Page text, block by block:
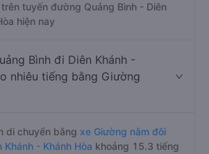
tuyến đường Quảng Bình - Diên
hiện nay
Bình đi Diên Khánh -
nhiêu tiếng bằng Giường
di chuyển bằng xe Giường nằm đôi
Khánh - Khánh Hòa khoảng 15.3 tiếng